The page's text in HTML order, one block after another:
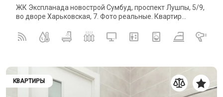
ЖК Экспланада новострой Сумбуд, проспект Лушпы, 5/9,
во дворе Харьковская, 7. Фото реальные. Квартир...
КВАРТИРЫ